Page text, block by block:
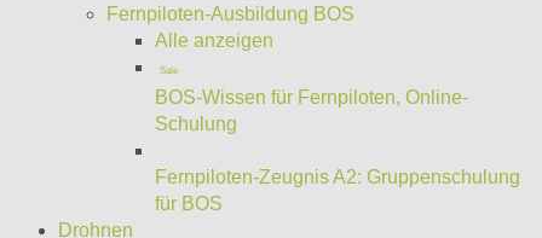
Fernpiloten-Ausbildung BOS
Alle anzeigen
Sale
BOS-Wissen für Fernpiloten, Online-
Schulung
Fernpiloten-Zeugnis A2: Gruppenschulung
für BOS
Drohnen